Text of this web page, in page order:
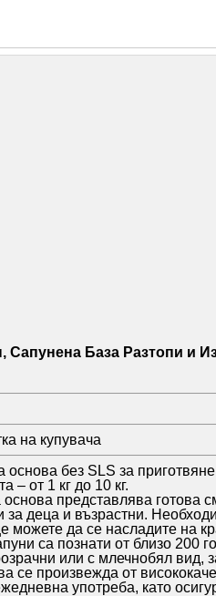
Сапунена База Разтопи и
на купувача
основа без SLS за
– от 1 кг до 10 кг.
представлява готова
за деца и възрастни.
можете да се насладите на
са познати от близо 200
или с млечнобял вид,
се произвежда от
употреба, като